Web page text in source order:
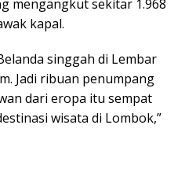
mengangkut sekitar 1.968
kapal.
singgah di Lembar
Jadi ribuan penumpang
dari eropa itu sempat
wisata di Lombok,”